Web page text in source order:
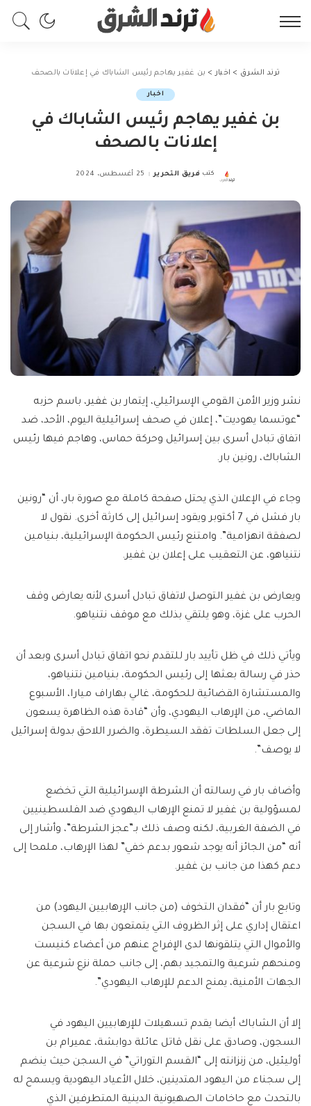
ترند الشرق > اخبار > بن غفير يهاجم رئيس الشاباك في إعلانات بالصحف
اخبار
بن غفير يهاجم رئيس الشاباك في
إعلانات بالصحف
Posted
كتب فريق التحرير 25 أغسطس، 2024
نشر وزير الأمن القومي الإسرائيلي، إيتمار بن غفير، باسم حزبه
“عوتسما يهوديت”، إعلان في صحف إسرائيلية اليوم، الأحد، ضد
اتفاق تبادل أسرى بين إسرائيل وحركة حماس، وهاجم فيها رئيس
الشاباك، رونين بار.
وجاء في الإعلان الذي يحتل صفحة كاملة مع صورة بار، أن “رونين
بار فشل في 7 أكتوبر ويقود إسرائيل إلى كارثة أخرى. نقول لا
لصفقة انهزامية”. وامتنع رئيس الحكومة الإسرائيلية، بنيامين
نتنياهو، عن التعقيب على إعلان بن غفير.
ويعارض بن غفير التوصل لاتفاق تبادل أسرى لأنه يعارض وقف
الحرب على غزة، وهو يلتقي بذلك مع موقف نتنياهو.
ويأتي ذلك في ظل تأييد بار للتقدم نحو اتفاق تبادل أسرى وبعد أن
حذر في رسالة بعثها إلى رئيس الحكومة، بنيامين نتنياهو،
والمستشارة القضائية للحكومة، غالي بهاراف ميارا، الأسبوع
الماضي، من الإرهاب اليهودي، وأن “قادة هذه الظاهرة يسعون
إلى جعل السلطات تفقد السيطرة، والضرر اللاحق بدولة إسرائيل
لا يوصف”.
وأضاف بار في رسالته أن الشرطة الإسرائيلية التي تخضع
لمسؤولية بن غفير لا تمنع الإرهاب اليهودي ضد الفلسطينيين
في الضفة الغربية، لكنه وصف ذلك بـ”عجز الشرطة”، وأشار إلى
أنه “من الجائز أنه يوجد شعور بدعم خفي” لهذا الإرهاب، ملمحا إلى
دعم كهذا من جانب بن غفير.
وتابع بار أن “فقدان التخوف (من جانب الإرهابيين اليهود) من
اعتقال إداري على إثر الظروف التي يتمتعون بها في السجن
والأموال التي يتلقونها لدى الإفراج عنهم من أعضاء كنيست
ومنحهم شرعية والتمجيد بهم، إلى جانب حملة نزع شرعية عن
الجهات الأمنية، يمنح الدعم للإرهاب اليهودي”.
إلا أن الشاباك أيضا يقدم تسهيلات للإرهابيين اليهود في
السجون، وصادق على نقل قاتل عائلة دوابشة، عميرام بن
أوليئيل، من زنزانته إلى “القسم التوراتي” في السجن حيث ينضم
إلى سجناء من اليهود المتدينين، خلال الأعياد اليهودية ويسمح له
بالتحدث مع حاخامات الصهيونية الدينية المتطرفين الذي